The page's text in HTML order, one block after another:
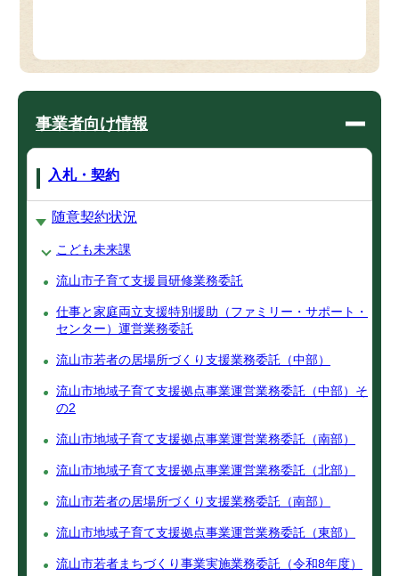
事業者向け情報
入札・契約
随意契約状況
こども未来課
流山市子育て支援員研修業務委託
仕事と家庭両立支援特別援助（ファミリー・サポート・
センター）運営業務委託
流山市若者の居場所づくり支援業務委託（中部）
流山市地域子育て支援拠点事業運営業務委託（中部）そ
の2
流山市地域子育て支援拠点事業運営業務委託（南部）
流山市地域子育て支援拠点事業運営業務委託（北部）
流山市若者の居場所づくり支援業務委託（南部）
流山市地域子育て支援拠点事業運営業務委託（東部）
流山市若者まちづくり事業実施業務委託（令和8年度）